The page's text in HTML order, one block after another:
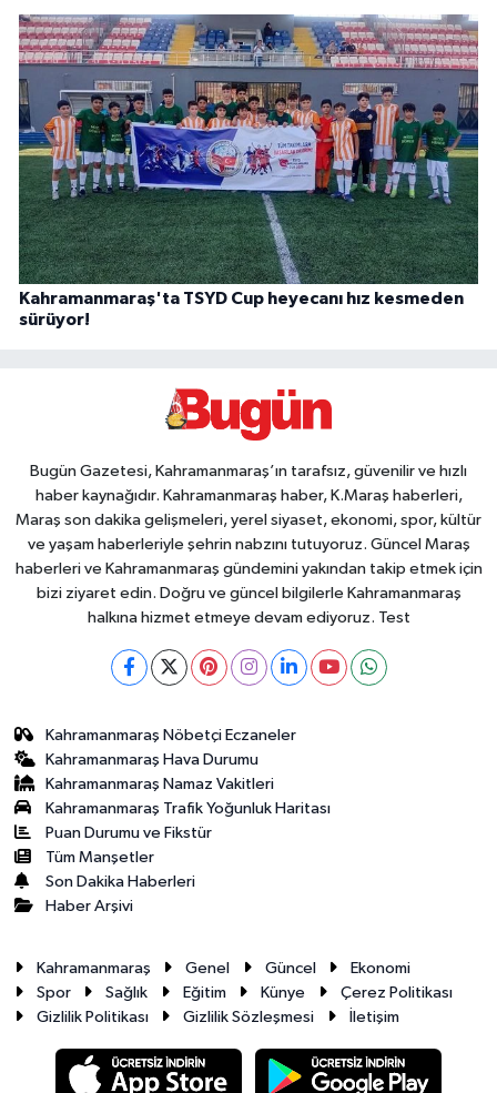
Kahramanmaraş'ta TSYD Cup heyecanı hız kesmeden
sürüyor!
Bugün Gazetesi, Kahramanmaraş’ın tarafsız, güvenilir ve hızlı
haber kaynağıdır. Kahramanmaraş haber, K.Maraş haberleri,
Maraş son dakika gelişmeleri, yerel siyaset, ekonomi, spor, kültür
ve yaşam haberleriyle şehrin nabzını tutuyoruz. Güncel Maraş
haberleri ve Kahramanmaraş gündemini yakından takip etmek için
bizi ziyaret edin. Doğru ve güncel bilgilerle Kahramanmaraş
halkına hizmet etmeye devam ediyoruz. Test
Kahramanmaraş Nöbetçi Eczaneler
Kahramanmaraş Hava Durumu
Kahramanmaraş Namaz Vakitleri
Kahramanmaraş Trafik Yoğunluk Haritası
Puan Durumu ve Fikstür
Tüm Manşetler
Son Dakika Haberleri
Haber Arşivi
Kahramanmaraş Genel Güncel
Ekonomi
Spor
Sağlık Eğitim Künye
Çerez Politikası
Gizlilik Politikası
Gizlilik Sözleşmesi İletişim